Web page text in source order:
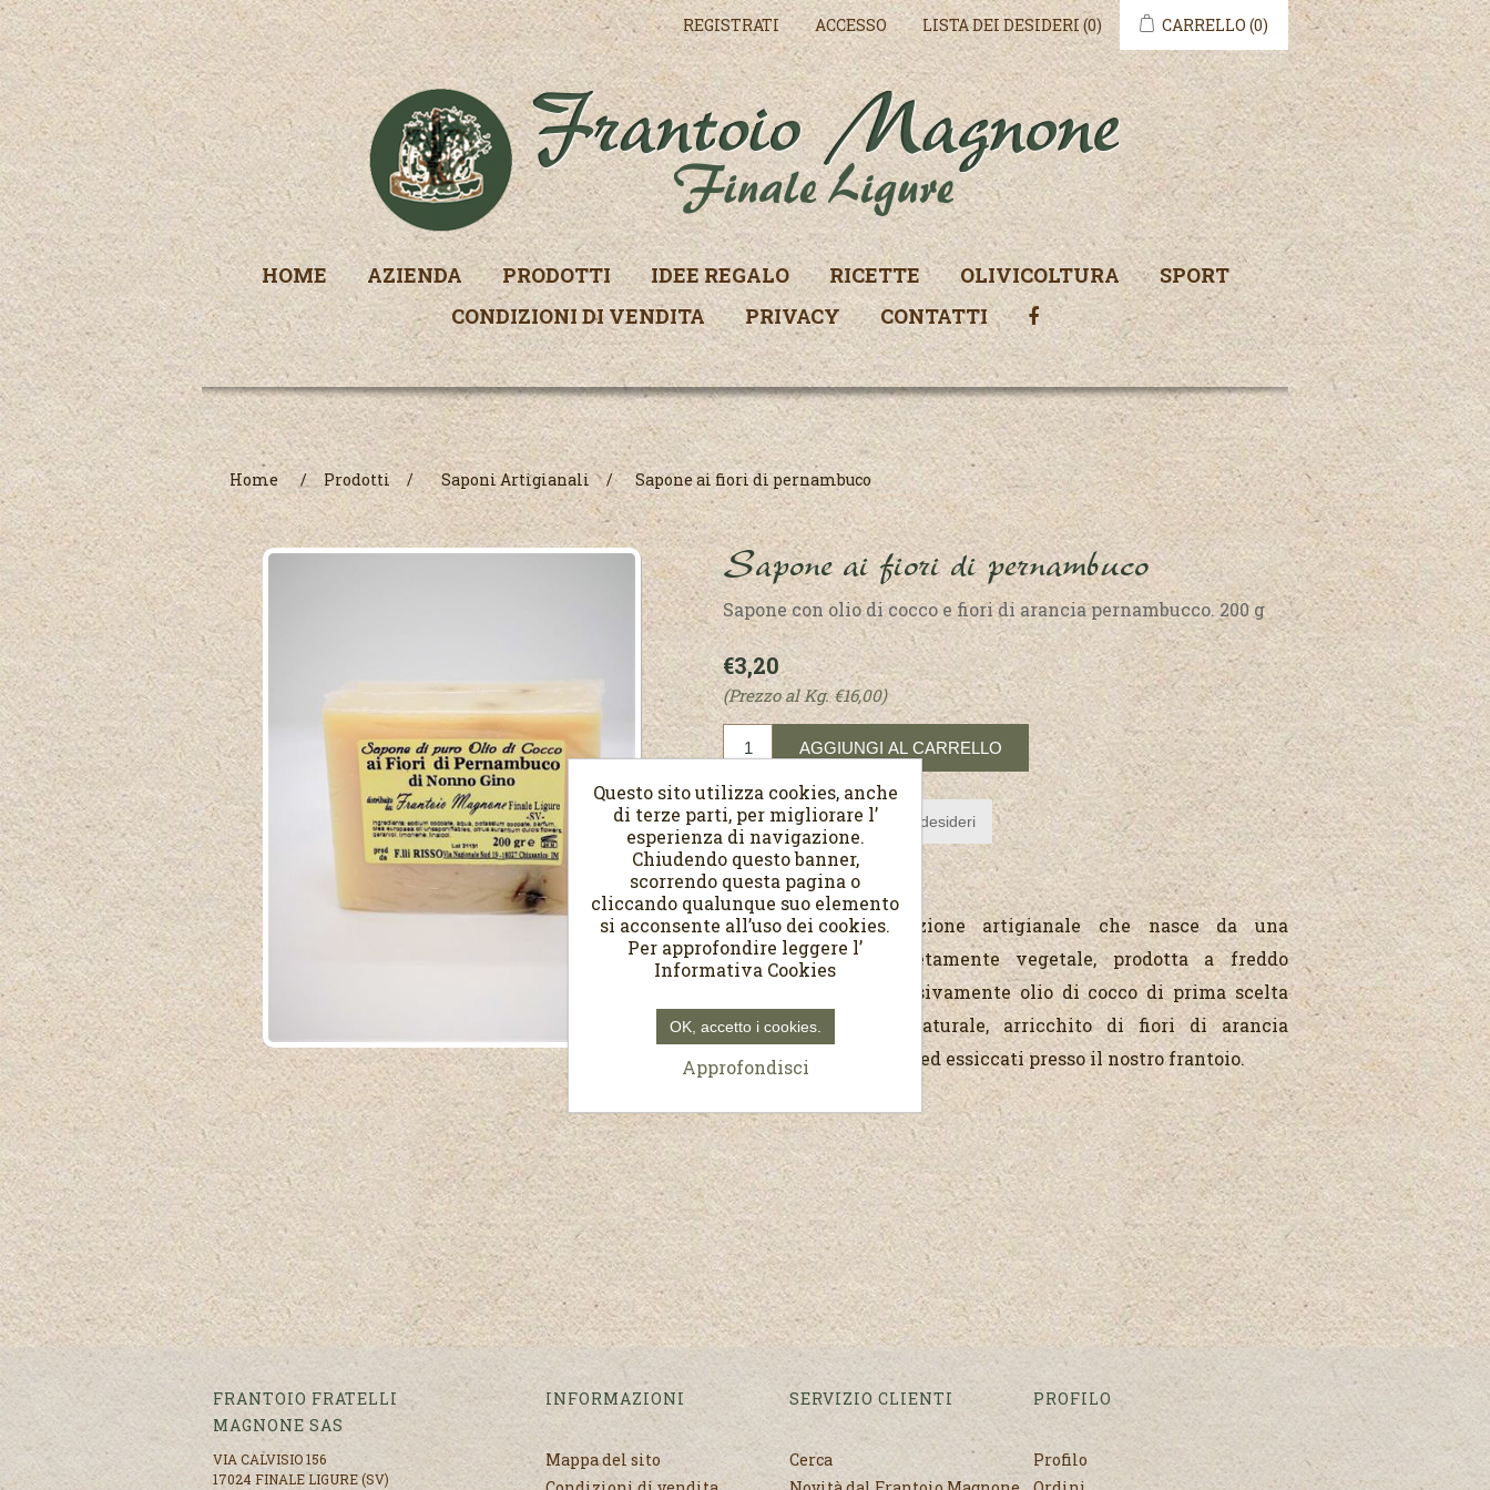
REGISTRATI ACCESSO LISTA DEI DESIDERI(0) CARRELLO (0)
HOME AZIENDA PRODOTTI IDEE REGALO RICETTE OLIVICOLTURA
SPORT
CONDIZIONI DI VENDITA
PRIVACY CONTATTI
Home / Prodotti / Saponi Artigianali / Sapone ai fiori di pernambuco
Sapone ai fiori di pernambuco
Sapone con olio di cocco e fiori di arancia pernambucco. 200 g
€3,20
(Prezzo al Kg. €16,00)
Saponetta di produzione artigianale che nasce da una
formulazione completamente vegetale, prodotta a freddo
usando solo ed esclusivamente olio di cocco di prima scelta
ricco di glicerina naturale, arricchito di fiori di arancia
pernambucco raccolti ed essiccati presso il nostro frantoio.
FRANTOIO FRATELLI
MAGNONE SAS
VIA CALVISIO 156
17024 FINALE LIGURE (SV)
INFORMAZIONI
Mappa del sito
SERVIZIO CLIENTI
Cerca
PROFILO
Profilo
Questo sito utilizza cookies, anche
di terze parti, per migliorare l’
esperienza di navigazione.
Chiudendo questo banner,
scorrendo questa pagina o
cliccando qualunque suo elemento
si acconsente all’uso dei cookies.
Per approfondire leggere l’
Informativa Cookies
OK, accetto i cookies.
Approfondisci